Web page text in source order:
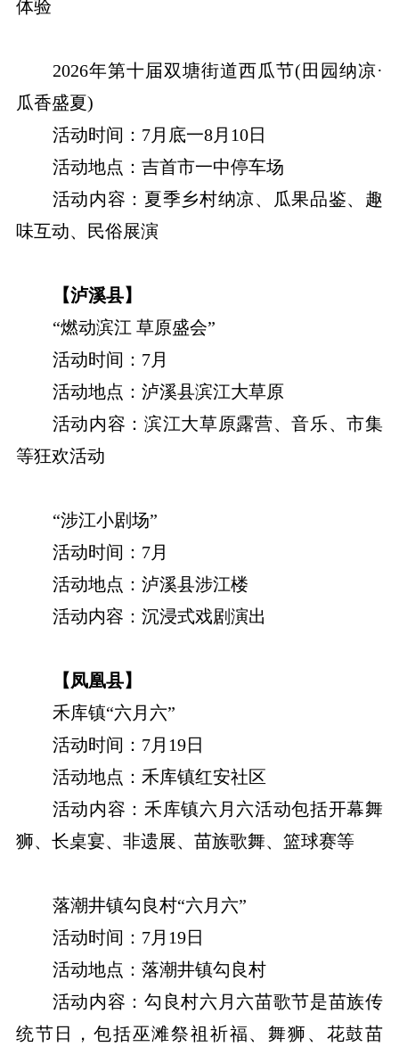
体验
2026年第十届双塘街道西瓜节(田园纳凉·
瓜香盛夏)
活动时间：7月底一8月10日
活动地点：吉首市一中停车场
活动内容：夏季乡村纳凉、瓜果品鉴、趣
味互动、民俗展演
【泸溪县】
“燃动滨江 草原盛会”
活动时间：7月
活动地点：泸溪县滨江大草原
活动内容：滨江大草原露营、音乐、市集
等狂欢活动
“涉江小剧场”
活动时间：7月
活动地点：泸溪县涉江楼
活动内容：沉浸式戏剧演出
【凤凰县】
禾库镇“六月六”
活动时间：7月19日
活动地点：禾库镇红安社区
活动内容：禾库镇六月六活动包括开幕舞
狮、长桌宴、非遗展、苗族歌舞、篮球赛等
落潮井镇勾良村“六月六”
活动时间：7月19日
活动地点：落潮井镇勾良村
活动内容：勾良村六月六苗歌节是苗族传
统节日，包括巫滩祭祖祈福、舞狮、花鼓苗